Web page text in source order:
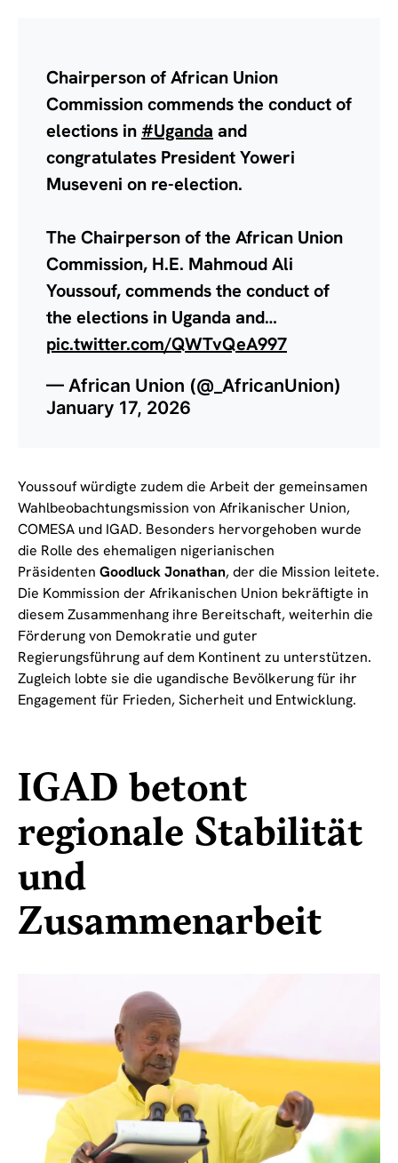
Chairperson of African Union
Commission commends the conduct of
elections in #Uganda and
congratulates President Yoweri
Museveni on re-election.
The Chairperson of the African Union
Commission, H.E. Mahmoud Ali
Youssouf, commends the conduct of
the elections in Uganda and…
pic.twitter.com/QWTvQeA997
— African Union (@_AfricanUnion)
January 17, 2026
Youssouf würdigte zudem die Arbeit der gemeinsamen
Wahlbeobachtungsmission von Afrikanischer Union,
COMESA und IGAD. Besonders hervorgehoben wurde
die Rolle des ehemaligen nigerianischen
Präsidenten Goodluck Jonathan, der die Mission leitete.
Die Kommission der Afrikanischen Union bekräftigte in
diesem Zusammenhang ihre Bereitschaft, weiterhin die
Förderung von Demokratie und guter
Regierungsführung auf dem Kontinent zu unterstützen.
Zugleich lobte sie die ugandische Bevölkerung für ihr
Engagement für Frieden, Sicherheit und Entwicklung.
IGAD betont
regionale Stabilität
und
Zusammenarbeit